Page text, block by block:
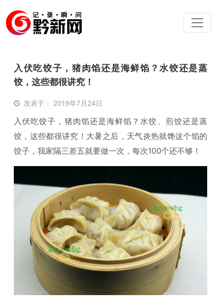
入伏吃饺子，猪肉馅还是海鲜馅？水饺还是蒸
饺，这些都很讲究！
发表于： 2019年7月24日
入伏吃饺子，猪肉馅还是海鲜馅？水饺、煎饺还是蒸
饺，这些都很讲究！大暑之后，天气炎热就馋这个馅的
饺子，我家隔三差五就要做一次，每次100个还不够！